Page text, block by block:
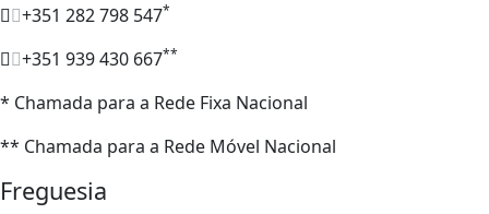
+351 282 798 547*
+351 939 430 667**
* Chamada para a Rede Fixa Nacional
** Chamada para a Rede Móvel Nacional
Freguesia